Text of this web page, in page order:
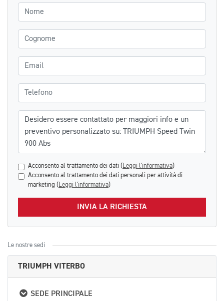
Nome
Cognome
Email
Telefono
Messaggio
Acconsento al trattamento dei dati ( Leggi l'informativa)
Acconsento al trattamento dei dati personali per attività di
marketing ( Leggi l'informativa)
INVIA LA RICHIESTA
Le nostre sedi
TRIUMPH VITERBO
SEDE PRINCIPALE